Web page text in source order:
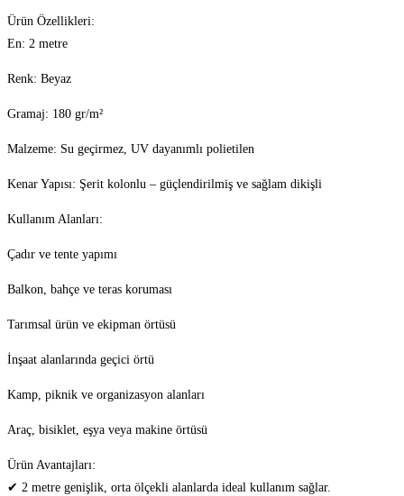
Ürün Özellikleri:
En: 2 metre
Renk: Beyaz
Gramaj: 180 gr/m²
Malzeme: Su geçirmez, UV dayanımlı polietilen
Kenar Yapısı: Şerit kolonlu – güçlendirilmiş ve sağlam dikişli
Kullanım Alanları:
Çadır ve tente yapımı
Balkon, bahçe ve teras koruması
Tarımsal ürün ve ekipman örtüsü
İnşaat alanlarında geçici örtü
Kamp, piknik ve organizasyon alanları
Araç, bisiklet, eşya veya makine örtüsü
Ürün Avantajları:
✔ 2 metre genişlik, orta ölçekli alanlarda ideal kullanım sağlar.